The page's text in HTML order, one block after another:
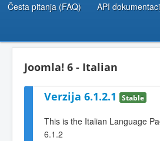
Česta pitanja (FAQ) API
Joomla! 6 - Italian
Verzija 6.1.2.1 Stable
This is the Italian Language
6.1.2